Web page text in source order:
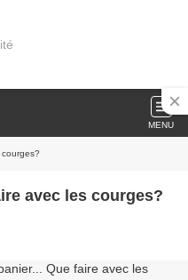
MENU
avec les courges?